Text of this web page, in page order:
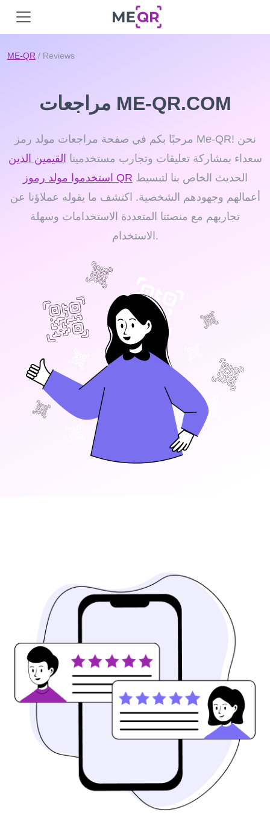
ME-QR / Reviews
مراجعات ME-QR.COM
مرحبًا بكم في صفحة مراجعات مولد رمز Me-QR! نحن
سعداء بمشاركة تعليقات وتجارب مستخدمينا القيمين الذين
استخدموا مولد رموز QR
أعمالهم وجهودهم الشخصية. اكتشف ما يقوله عملاؤنا عن
تجاربهم مع منصتنا المتعددة الاستخدامات وسهلة
الاستخدام.